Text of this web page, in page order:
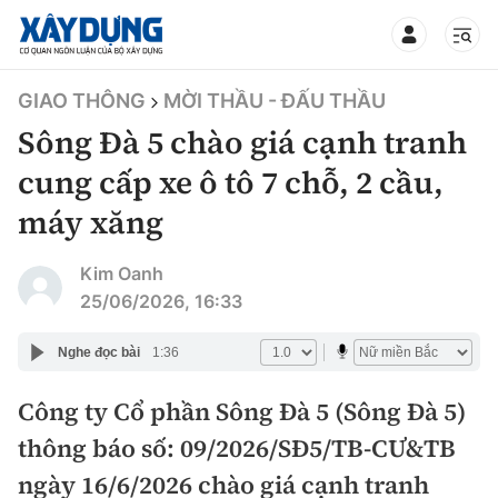
TIN BỘ XÂY DỰNG
CHUYÊN MỤC
Mới nhất
Thời sự
Chính trị
Xã hội
Xây dựng
Chỉ đạo điều hành
Giao thông
GIAO THÔNG MỜI THẦU - ĐẤU THẦU
Sông Đà 5 chào giá cạnh tranh
cung cấp xe ô tô 7 chỗ, 2 cầu,
máy xăng
Kim Oanh
25/06/2026, 16:33
Nghe đọc bài 1:36
Công ty Cổ phần Sông Đà 5 (Sông Đà 5)
thông báo số: 09/2026/SĐ5/TB-CƯ&TB
ngày 16/6/2026 chào giá cạnh tranh